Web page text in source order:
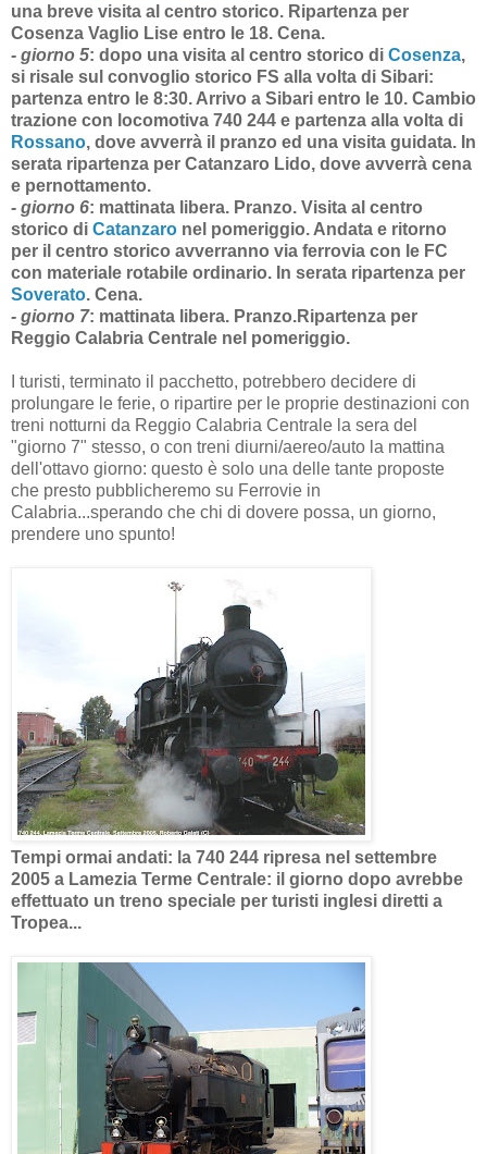
una breve visita al centro storico. Ripartenza per
Cosenza Vaglio Lise entro le 18. Cena.
- giorno 5: dopo una visita al centro storico di Cosenza,
si risale sul convoglio storico FS alla volta di Sibari:
partenza entro le 8:30. Arrivo a Sibari entro le 10. Cambio
trazione con locomotiva 740 244 e partenza alla volta di
Rossano, dove avverrà il pranzo ed una visita guidata. In
serata ripartenza per Catanzaro Lido, dove avverrà cena
e pernottamento.
- giorno 6: mattinata libera. Pranzo. Visita al centro
storico di Catanzaro nel pomeriggio. Andata e ritorno
per il centro storico avverranno via ferrovia con le FC
con materiale rotabile ordinario. In serata ripartenza per
Soverato. Cena.
- giorno 7: mattinata libera. Pranzo.Ripartenza per
Reggio Calabria Centrale nel pomeriggio.
I turisti, terminato il pacchetto, potrebbero decidere di
prolungare le ferie, o ripartire per le proprie destinazioni con
treni notturni da Reggio Calabria Centrale la sera del
"giorno 7" stesso, o con treni diurni/aereo/auto la mattina
dell'ottavo giorno: questo è solo una delle tante proposte
che presto pubblicheremo su Ferrovie in
Calabria...sperando che chi di dovere possa, un giorno,
prendere uno spunto!
Tempi ormai andati: la 740 244 ripresa nel settembre
2005 a Lamezia Terme Centrale: il giorno dopo avrebbe
effettuato un treno speciale per turisti inglesi diretti a
Tropea...